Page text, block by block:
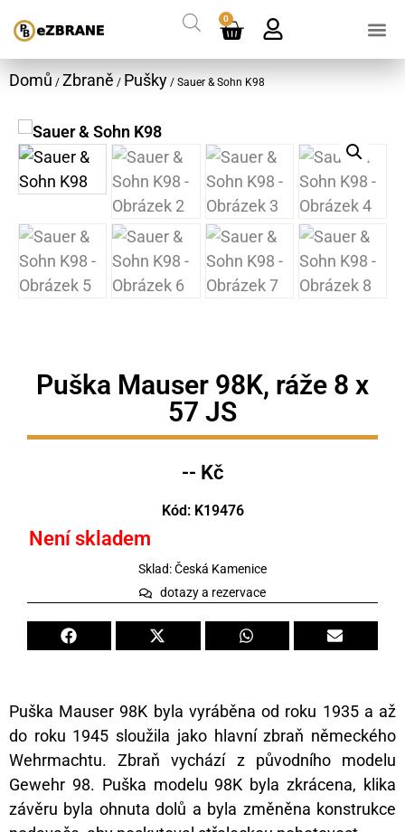
0
Domů / Zbraně / Pušky / Sauer & Sohn K98
Puška Mauser 98K, ráže 8 x
57 JS
-- Kč
Kód: K19476
Není skladem
Sklad: Česká Kamenice
dotazy a rezervace
Puška Mauser 98K byla vyráběna od roku 1935 a až
do roku 1945 sloužila jako hlavní zbraň německého
Wehrmachtu. Zbraň vychází z původního modelu
Gewehr 98. Puška modelu 98K byla zkrácena, klika
závěru byla ohnuta dolů a byla změněna konstrukce